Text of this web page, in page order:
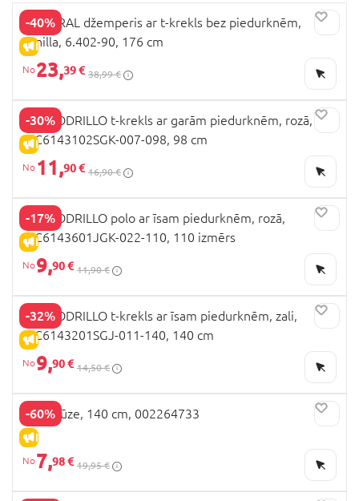
-40%
IZPĀRDOŠANA
MAYORAL džemperis ar t-krekls bez piedurknēm,
vanilla, 6.402-90, 176 cm
23,39 € 38,99 €
-30%
IZPĀRDOŠANA
COCCODRILLO t-krekls ar garām piedurknēm, rozā,
WC6143102SGK-007-098, 98 cm
11,90 € 16,90 €
-17%
IZPĀRDOŠANA
COCCODRILLO polo ar īsam piedurknēm, rozā,
WC6143601JGK-022-110, 110 izmērs
9,90 € 11,90 €
-32%
IZPĀRDOŠANA
COCCODRILLO t-krekls ar īsam piedurknēm, zali,
WC6143201SGJ-011-140, 140 cm
9,90 € 14,50 €
-60%
IZPĀRDOŠANA
OVS blūze, 140 cm, 002264733
7,98 € 19,95 €